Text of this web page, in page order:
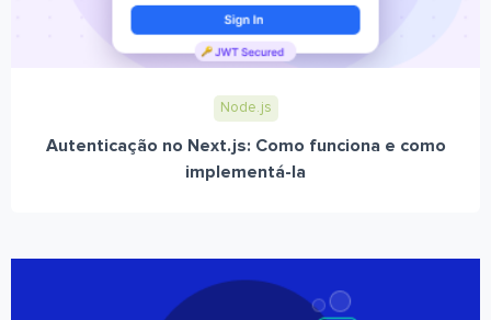
Node.js
Autenticação no Next.js: Como funciona e como
implementá-la